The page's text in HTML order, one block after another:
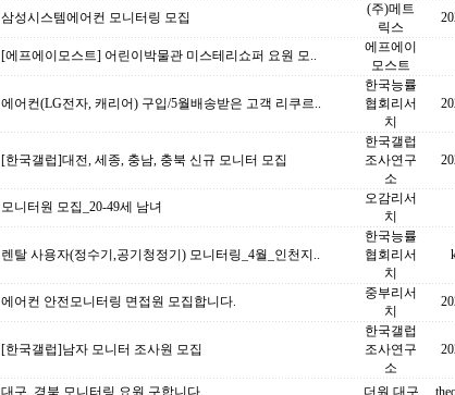
삼성시스템에어컨 모니터링 모집
(주)메트
릭스
[에프에이모스트] 어린이박물관 미스테리쇼퍼 요원 모..
에프에이
모스트
에어컨(LG전자, 캐리어) 구입/5월배송받은 고객 리쿠르..
한국능률
협회리서
치
[한국갤럽]대전, 세종, 충남, 충북 신규 모니터 모집
한국갤럽
조사연구
소
모니터원 모집_20-49세 남녀
오감리서
치
렌탈 사용자(정수기,공기청정기) 모니터링_4월_인천지..
한국능률
협회리서
치
에어컨 안전모니터링 면접원 모집합니다.
중부리서
치
[한국갤럽]남자 모니터 조사원 모집
한국갤럽
조사연구
소
대구, 경북 모니터링 요원 구합니다. 더원 대구